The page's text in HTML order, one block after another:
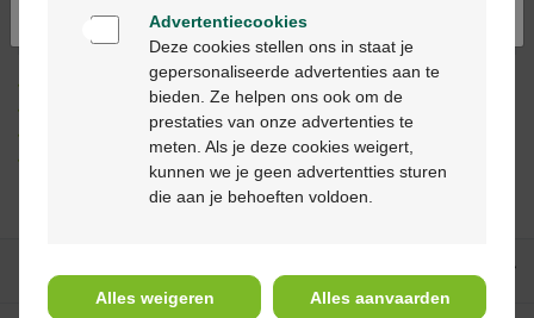
dans les 2 jours ouvrables suivant
gratuite
dans votre pharmacie Multipharma
Livraison à domicile
gratuite
à partir de 55 €
sécurisé
Service clientèle
par chat ou formulaire de contact
Nos services
Advertentiecookies
Deze cookies stellen ons in staat je
gepersonaliseerde advertenties aan te
bieden. Ze helpen ons ook om de
prestaties van onze advertenties te
meten. Als je deze cookies weigert,
kunnen we je geen advertentties sturen
die aan je behoeften voldoen.
Alles weigeren Alles aanvaarden